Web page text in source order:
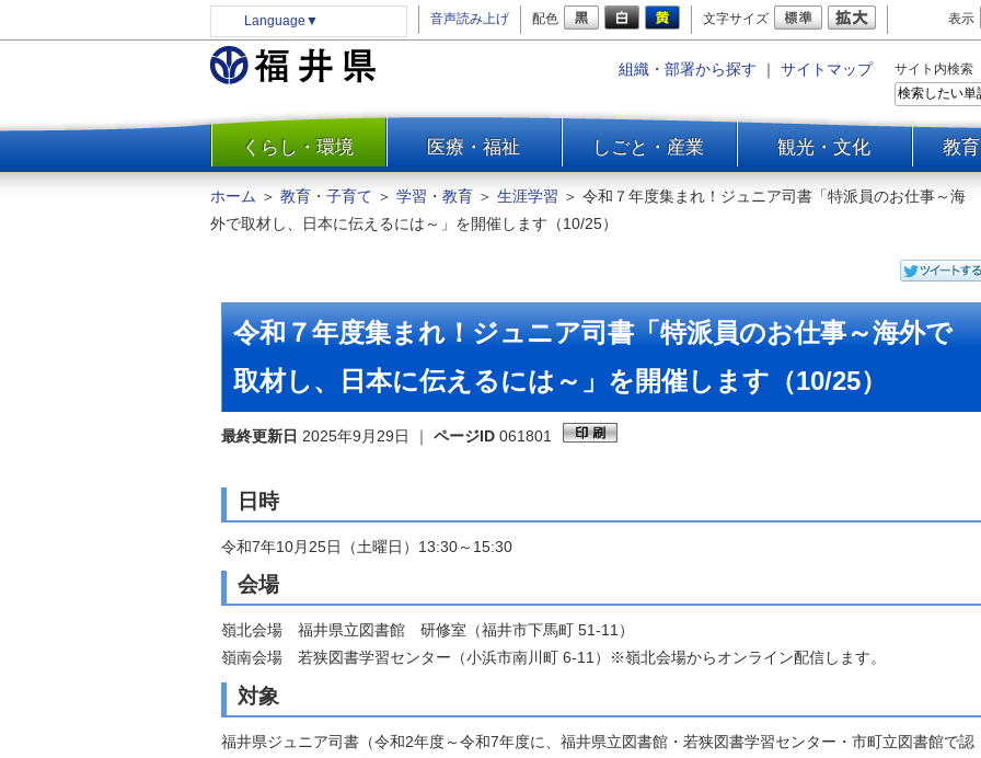
Language ▼ 音声読み上げ 配色 文字サイズ 表示
組織・部署から探す ｜ サイトマップ サイト内検索
一覧
くらし・環境 医療・福祉 しごと・産業 観光・文化 教
防災
安全安心
住まい・土地
環境問題・廃棄物対策・リサ
イクル
まちづくり
交通・道路
自然
ホーム ＞ 教育・子育て ＞ 学習・教育 ＞ 生涯学習 ＞ 令和７年度集まれ！ジュニア司書「特派員のお仕事～海
外で取材し、日本に伝えるには～」を開催します（10/25）
令和７年度集まれ！ジュニア司書「特派員のお仕事～海外で
取材し、日本に伝えるには～」を開催します（10/25）
最終更新日 2025年9月29日 ｜ ページID 061801
日時
令和7年10月25日（土曜日）13:30～15:30
会場
嶺北会場 福井県立図書館 研修室（福井市下馬町 51-11）
嶺南会場 若狭図書学習センター（小浜市南川町 6-11）※嶺北会場からオンライン配信します。
対象
福井県ジュニア司書（令和2年度～令和7年度に、福井県立図書館・若狭図書学習センター・市町立図書館で認